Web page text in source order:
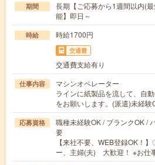
期間
長期【ご応募から1週間以内(
能】即日～
時給 時給1700円
交通費
交通費支給有り
仕事内容
マシンオペレーター
ラインに紙製品を流して、自
をお願いします。(派遣)未経
応募資格
職種未経験OK / ブランクOK /
要
【来社不要、WEB登録OK！
ー、主婦(夫) 大歓迎！ ※お仕